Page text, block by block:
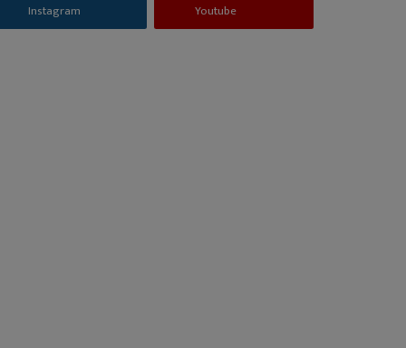
Instagram Youtube